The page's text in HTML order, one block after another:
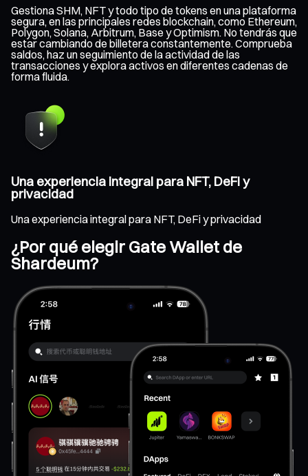
Gestiona SHM, NFT y todo tipo de tokens en una plataforma
segura, en las principales redes blockchain, como Ethereum,
Polygon, Solana, Arbitrum, Base y Optimism. No tendrás que
estar cambiando de billetera constantemente. Comprueba
saldos, haz un seguimiento de la actividad de las
transacciones y explora activos en diferentes cadenas de
forma fluida.
Una experiencia integral para NFT, DeFi y
privacidad
Una experiencia integral para NFT, DeFi y privacidad
¿Por qué elegir Gate Wallet de
Shardeum?